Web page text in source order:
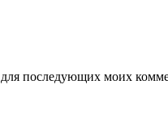
для последующих моих